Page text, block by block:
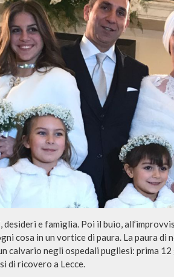
e famiglia. Poi il buio,
cosa in un vortice di paura. La paura di
calvario negli ospedali pugliesi: prima
di ricovero a Lecce.